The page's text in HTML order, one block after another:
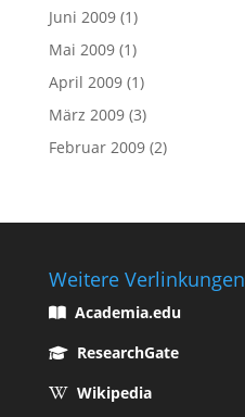
Juni 2009(1)
Mai 2009(1)
April 2009(1)
März 2009(3)
Februar 2009(2)
Weitere Verlinkungen
Academia.edu
ResearchGate
Wikipedia